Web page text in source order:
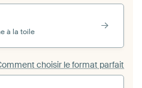
à la toile
choisir le format parfait